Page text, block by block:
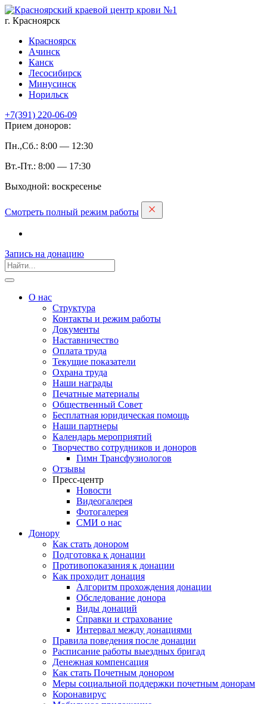
г. Красноярск
Красноярск
Ачинск
Канск
Лесосибирск
Минусинск
Норильск
+7(391) 220-06-09
Прием доноров:
Пн.,Сб.: 8:00 — 12:30
Вт.-Пт.: 8:00 — 17:30
Выходной: воскресенье
Смотреть полный режим работы
Запись на дoнацию
О нас
Структура
Контакты и режим работы
Документы
Наставничество
Оплата труда
Текущие показатели
Охрана труда
Наши награды
Печатные материалы
Общественный Совет
Бесплатная юридическая помощь
Наши партнеры
Календарь мероприятий
Творчество сотрудников и доноров
Гимн Трансфузиологов
Отзывы
Пресс-центр
Новости
Видеогалерея
Фотогалерея
СМИ о нас
Донору
Как стать донором
Подготовка к донации
Противопоказания к донации
Как проходит донация
Алгоритм прохождения донации
Обследование донора
Виды донаций
Справки и страхование
Интервал между донациями
Правила поведения после донации
Расписание работы выездных бригад
Денежная компенсация
Как стать Почетным донором
Меры социальной поддержки почетным донорам
Коронавирус